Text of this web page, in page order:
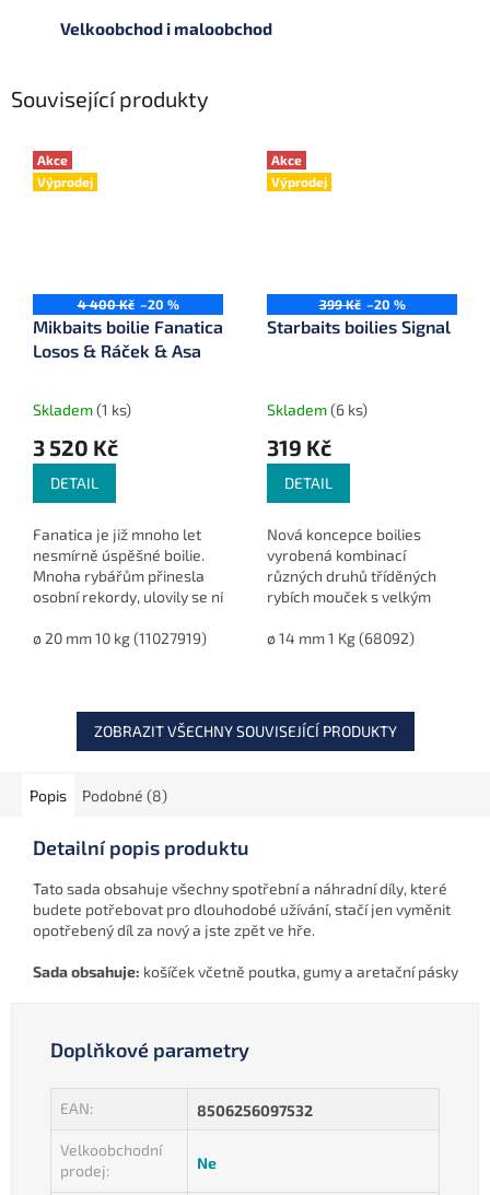
Velkoobchod i maloobchod
Související produkty
Akce
Výprodej
4 400 Kč –20 %
Mikbaits boilie Fanatica
Losos & Ráček & Asa
Skladem(1 ks)
3 520 Kč
DETAIL
Fanatica je již mnoho let
nesmírně úspěšné boilie.
Mnoha rybářům přinesla
osobní rekordy, ulovily se ní
z českých a slovenských
ø 20 mm 10 kg (11027919)
Akce
Výprodej
399 Kč –20 %
Starbaits boilies Signal
Skladem(6 ks)
319 Kč
DETAIL
Nová koncepce boilies
vyrobená kombinací
různých druhů tříděných
rybích mouček s velkým
sladkovodního raka.
ø 14 mm 1 Kg (68092)
ZOBRAZIT VŠECHNY SOUVISEJÍCÍ PRODUKTY
Popis Podobné (8)
Detailní popis produktu
Tato sada obsahuje všechny spotřební a náhradní díly, které
budete potřebovat pro dlouhodobé užívání, stačí jen vyměnit
opotřebený díl za nový a jste zpět ve hře.
Sada obsahuje: košíček včetně poutka, gumy a aretační pásky
Doplňkové parametry
EAN: 8506256097532
Velkoobchodní
prodej: Ne